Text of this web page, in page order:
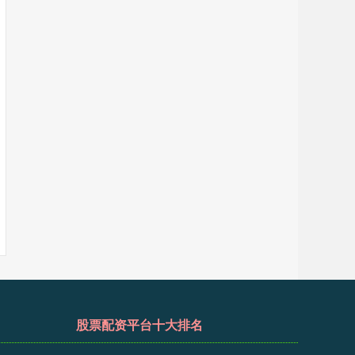
股票配资平台十大排名